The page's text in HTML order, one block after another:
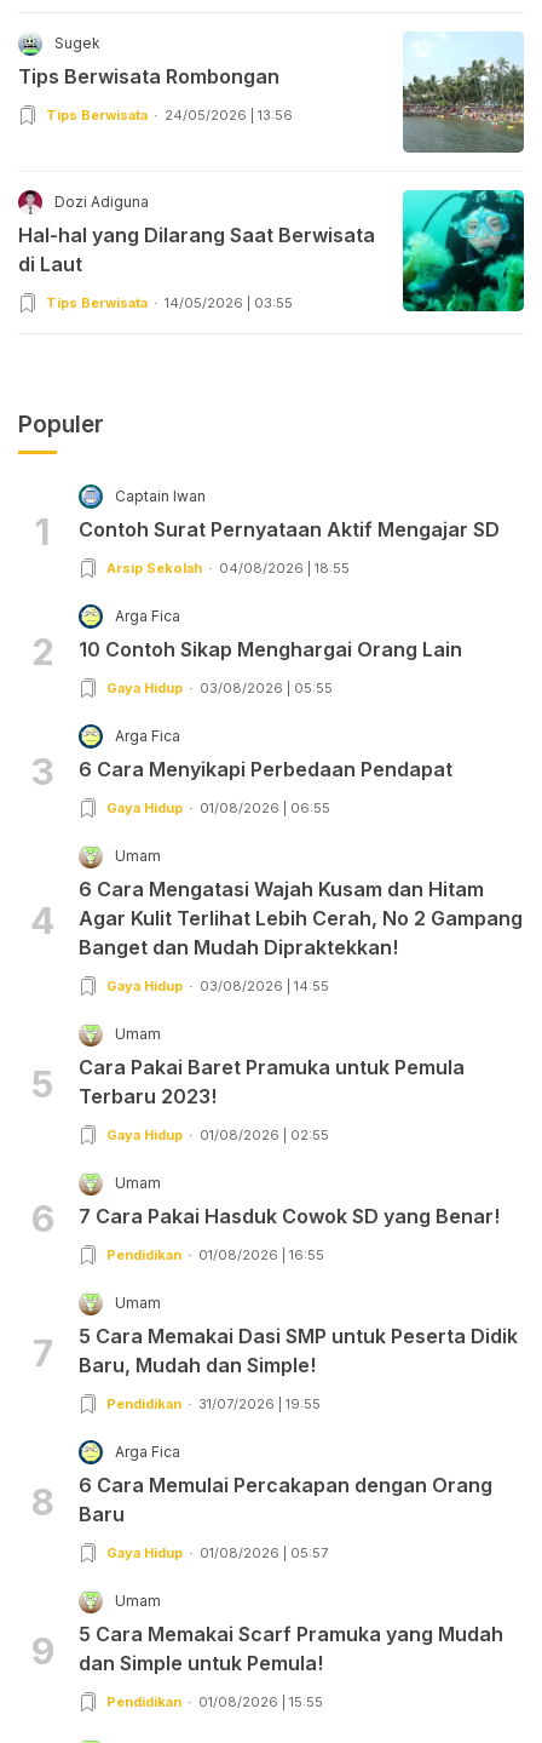
Sugek
Tips Berwisata Rombongan
Tips Berwisata 24/05/2026 | 13:56
Dozi Adiguna
Hal-hal yang Dilarang Saat Berwisata
di Laut
Tips Berwisata 14/05/2026 | 03:55
Populer
1
Captain Iwan
Contoh Surat Pernyataan Aktif Mengajar SD
Arsip Sekolah 04/08/2026 | 18:55
2
Arga Fica
10 Contoh Sikap Menghargai Orang Lain
Gaya Hidup 03/08/2026 | 05:55
3
Arga Fica
6 Cara Menyikapi Perbedaan Pendapat
Gaya Hidup 01/08/2026 | 06:55
4
Umam
6 Cara Mengatasi Wajah Kusam dan Hitam
Agar Kulit Terlihat Lebih Cerah, No 2 Gampang
Banget dan Mudah Dipraktekkan!
Gaya Hidup 03/08/2026 | 14:55
5
Umam
Cara Pakai Baret Pramuka untuk Pemula
Terbaru 2023!
Gaya Hidup 01/08/2026 | 02:55
6
Umam
7 Cara Pakai Hasduk Cowok SD yang Benar!
Pendidikan 01/08/2026 | 16:55
7
Umam
5 Cara Memakai Dasi SMP untuk Peserta Didik
Baru, Mudah dan Simple!
Pendidikan 31/07/2026 | 19:55
8
Arga Fica
6 Cara Memulai Percakapan dengan Orang
Baru
Gaya Hidup 01/08/2026 | 05:57
9
Umam
5 Cara Memakai Scarf Pramuka yang Mudah
dan Simple untuk Pemula!
Pendidikan 01/08/2026 | 15:55